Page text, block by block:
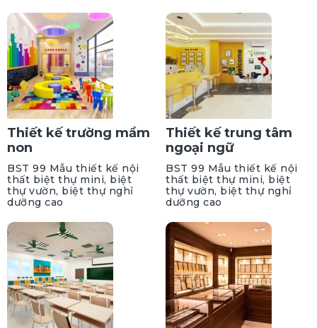
Thiết kế trường mầm
non
BST 99 Mẫu thiết kế nội
thất biệt thự mini, biệt
thự vườn, biệt thự nghỉ
dưỡng cao
Thiết kế trung tâm
ngoại ngữ
BST 99 Mẫu thiết kế nội
thất biệt thự mini, biệt
thự vườn, biệt thự nghỉ
dưỡng cao